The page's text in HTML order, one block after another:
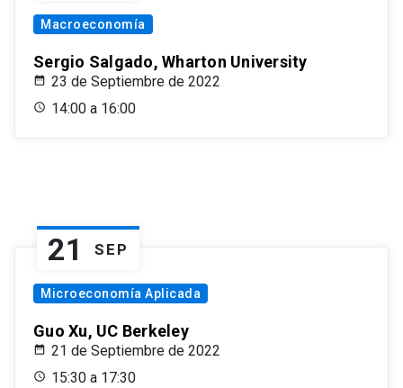
Macroeconomía
Sergio Salgado, Wharton University
23 de Septiembre de 2022
14:00 a 16:00
21 SEP
Microeconomía Aplicada
Guo Xu, UC Berkeley
21 de Septiembre de 2022
15:30 a 17:30